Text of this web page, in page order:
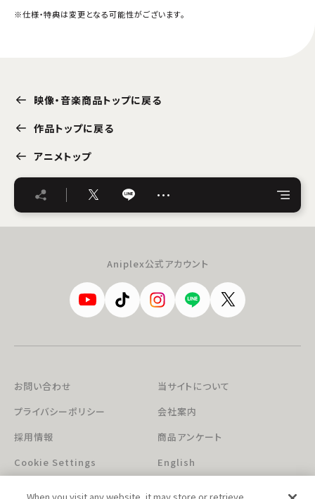
※仕様・特典は変更となる可能性がございます。
映像・音楽商品トップに戻る
作品トップに戻る
アニメトップ
…
Aniplex公式アカウント
お問い合わせ
当サイトについて
プライバシーポリシー
会社案内
採用情報
商品アンケート
Cookie Settings
English